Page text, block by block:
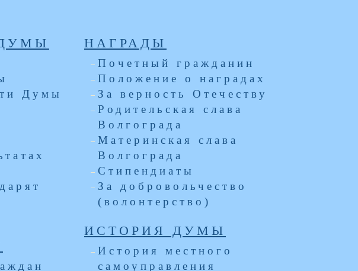
Думы
НАГРАДЫ
Почетный гражданин
Положение о наградах
За верность Отечеству
Родительская слава
Волгограда
Материнская слава
Волгограда
Стипендиаты
За добровольчество
(волонтерство)
ИСТОРИЯ ДУМЫ
История местного
самоуправления